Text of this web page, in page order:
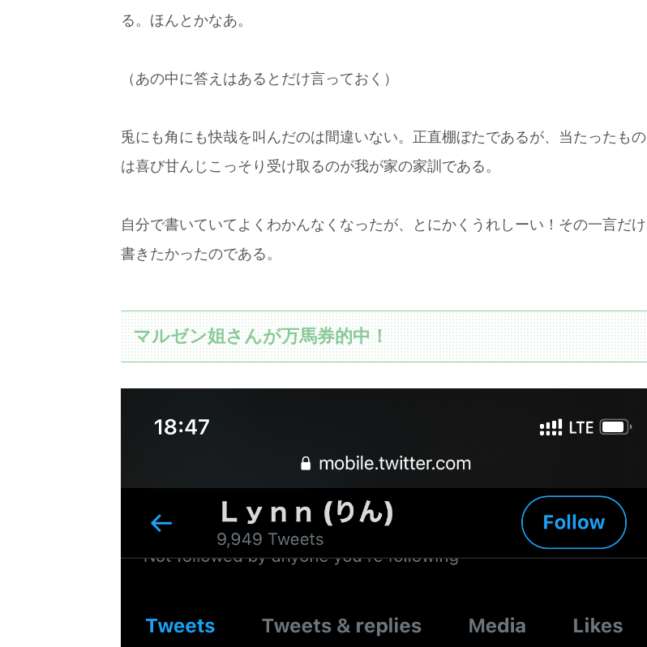
る。ほんとかなあ。
（あの中に答えはあるとだけ言っておく）
兎にも角にも快哉を叫んだのは間違いない。正直棚ぼたであるが、当たったもの
は喜び甘んじこっそり受け取るのが我が家の家訓である。
自分で書いていてよくわかんなくなったが、とにかくうれしーい！その一言だけ
書きたかったのである。
マルゼン姐さんが万馬券的中！